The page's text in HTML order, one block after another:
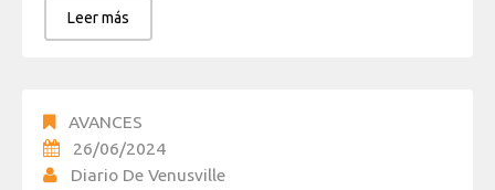
Leer más
AVANCES
26/06/2024
Diario De Venusville